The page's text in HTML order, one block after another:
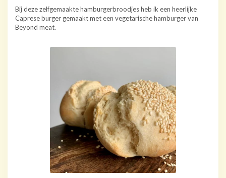
Bij deze zelfgemaakte hamburgerbroodjes heb ik een heerlijke
Caprese burger gemaakt met een vegetarische hamburger van
Beyond meat.